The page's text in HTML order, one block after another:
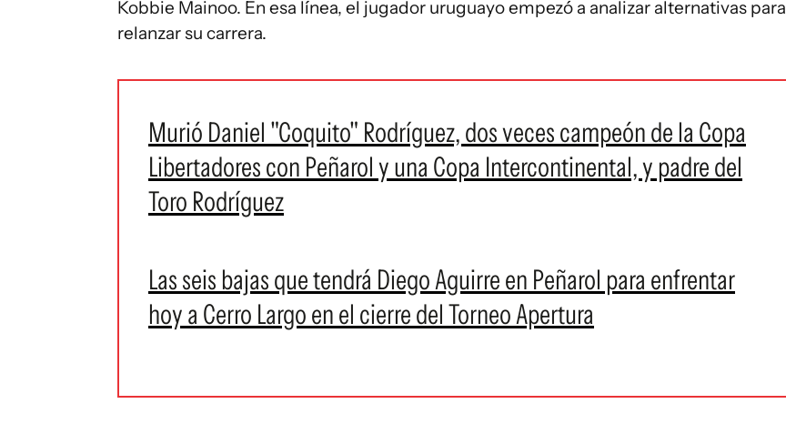
Kobbie Mainoo. En esa línea, el jugador uruguayo empezó a analizar alternativas para
relanzar su carrera.
Murió Daniel "Coquito" Rodríguez, dos veces campeón de la Copa
Libertadores con Peñarol y una Copa Intercontinental, y padre del
Toro Rodríguez
Las seis bajas que tendrá Diego Aguirre en Peñarol para enfrentar
hoy a Cerro Largo en el cierre del Torneo Apertura